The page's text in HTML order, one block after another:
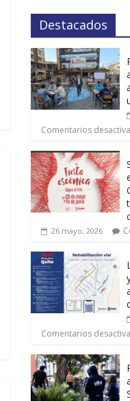
Destacados
Comentarios
26 mayo, 2026
Comentarios